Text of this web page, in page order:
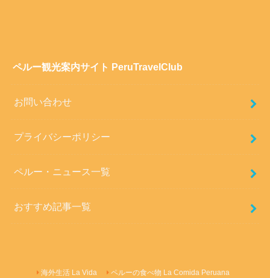
ペルー観光案内サイト PeruTravelClub
お問い合わせ
プライバシーポリシー
ペルー・ニュース一覧
おすすめ記事一覧
海外生活 La Vida ペルーの食べ物 La Comida Peruana